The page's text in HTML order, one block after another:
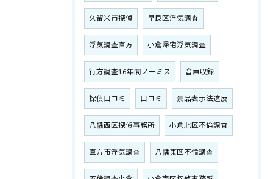
久留米市探偵 早良区浮気調査
浮気調査直方 小倉帰宅浮気調査
行方調査16年間ノーミス 音声収録
探偵口コミ 口コミ 景品表示法違反
八幡西区探偵事務所 小倉北区不倫調査
直方市浮気調査 八幡東区不倫調査